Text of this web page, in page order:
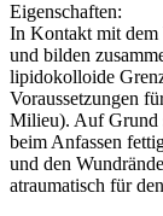
Eigenschaften:
In Kontakt mit dem
und bilden
lipidokolloide
Voraussetzungen
Milieu). Auf Grund
beim Anfassen
und den
atraumatisch für